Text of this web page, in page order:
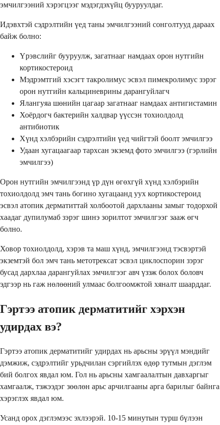
эмчилгээний хэрэгцээг мэдэгдэхүйц бууруулдаг.
Идэвхтэй сэдрэлтийн үед таны эмчилгээний сонголтууд дараах
байж болно:
Үрэвслийг бууруулж, загатнааг намдаах орон нутгийн
кортикостероид
Мэдрэмтгий хэсэгт такролимус эсвэл пимекролимус зэрэг
орон нутгийн кальциневрины дарангуйлагч
Ялангуяа шөнийн цагаар загатнааг намдаах антигистамин
Хоёрдогч бактерийн халдвар үүссэн тохиолдолд
антибиотик
Хүнд хэлбэрийн сэдрэлтийн үед чийгтэй боолт эмчилгээ
Удаан хугацаагаар тархсан экземд фото эмчилгээ (гэрлийн
эмчилгээ)
Орон нутгийн эмчилгээнд үр дүн өгөхгүй хүнд хэлбэрийн
тохиолдолд эмч тань богино хугацаанд уух кортикостероид
эсвэл атопик дерматиттай холбоотой дархлааны замыг тодорхой
хаадаг дупилумаб зэрэг шинэ зорилтот эмчилгээг зааж өгч
болно.
Ховор тохиолдолд, хэрэв та маш хүнд, эмчилгээнд тэсвэртэй
экземтэй бол эмч тань метотрексат эсвэл циклоспорин зэрэг
бусад дархлаа дарангуйлах эмчилгээг авч үзэж болох боловч
эдгээр нь гаж нөлөөний улмаас болгоомжтой хяналт шаарддаг.
Гэртээ атопик дерматитийг хэрхэн
удирдах вэ?
Гэртээ атопик дерматитийг удирдах нь арьсны эрүүл мэндийг
дэмжиж, сэдрэлтийг урьдчилан сэргийлэх өдөр тутмын дэглэм
бий болгох явдал юм. Гол нь арьсны хамгаалалтын давхаргыг
хамгаалж, тэжээдэг зөөлөн арьс арчилгааны арга барилыг байнга
хэрэглэх явдал юм.
Усанд орох дэглэмээс эхлээрэй. 10-15 минутын турш бүлээн